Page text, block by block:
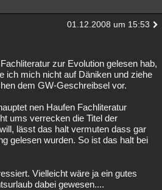
01.12.2008 um 15:53
zur Evolution gelesen hab,
ich mich nicht auf Däniken und ziehe
dem GW-Geschreibsel vor.
nen Haufen Fachliteratur
ums verrecken die Titel der
lässt das halt vermuten dass gar
gelesen wurden. So ist das halt bei
Vielleicht wäre ja ein gutes
dabei gewesen....